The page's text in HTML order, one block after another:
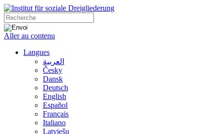
Aller au contenu
Langues
العربية
Česky
Dansk
Deutsch
English
Español
Français
Italiano
Latviešu